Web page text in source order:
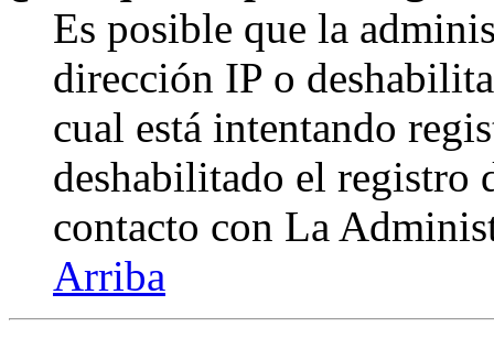
Es posible que la
dirección IP o
cual está intentando
deshabilitado el registro
contacto con La
Arriba